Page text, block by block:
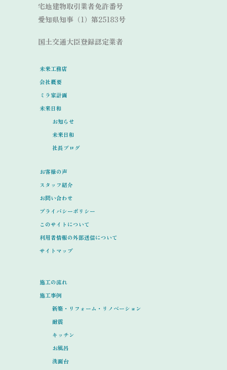
宅地建物取引業者免許番号
愛知県知事（1）第25183号
国土交通大臣登録認定業者
未来工務店
会社概要
ミラ家計画
未来日和
お知らせ
未来日和
社長ブログ
お客様の声
スタッフ紹介
お問い合わせ
プライバシーポリシー
このサイトについて
利用者情報の外部送信について
サイトマップ
施工の流れ
施工事例
新築・リフォーム・リノベーション
耐震
キッチン
お風呂
洗面台